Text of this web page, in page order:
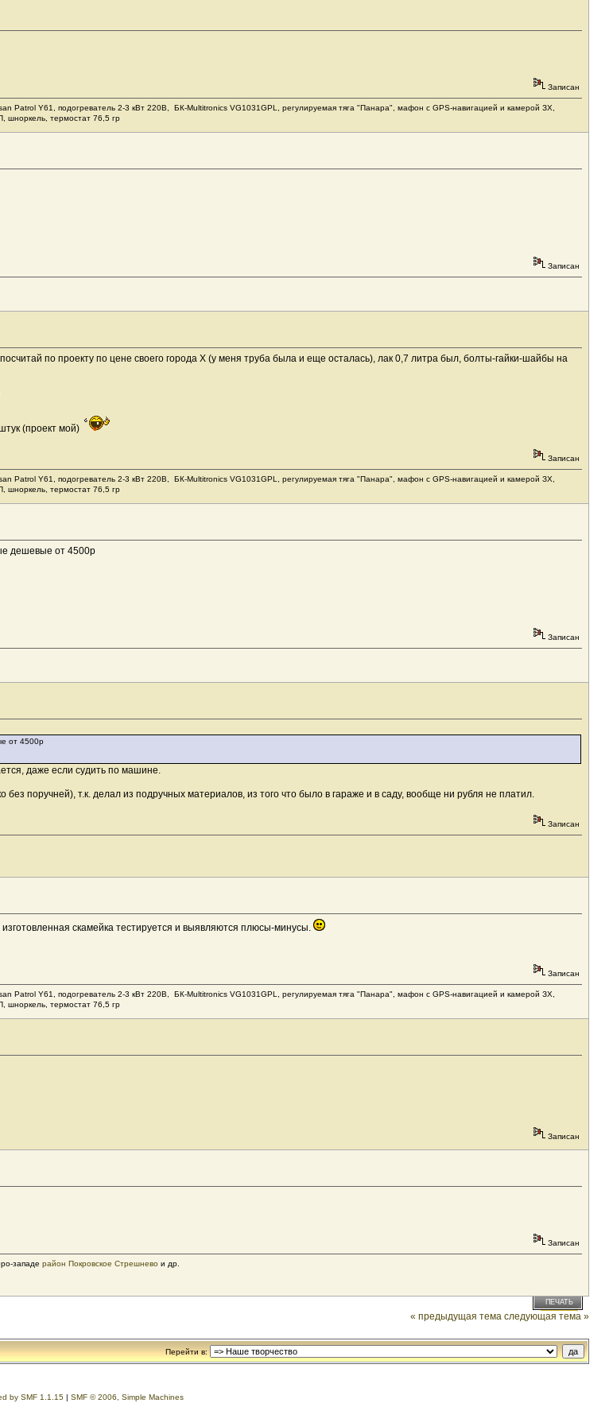
Записан
Patrol Y61, подогреватель 2-3 кВт 220В, БК-Multitronics VG1031GPL, регулируемая тяга "Панара", мафон с GPS-навигацией и камерой ЗХ,
шноркель, термостат 76,5 гр
Записан
по проекту по цене своего города Х (у меня труба была и еще осталась), лак 0,7 литра был, болты-гайки-шайбы на
(проект мой)
Записан
Patrol Y61, подогреватель 2-3 кВт 220В, БК-Multitronics VG1031GPL, регулируемая тяга "Панара", мафон с GPS-навигацией и камерой ЗХ,
шноркель, термостат 76,5 гр
дешевые от 4500р
Записан
от 4500р
даже если судить по машине.
без поручней), т.к. делал из подручных материалов, из того что было в гараже и в саду, вообще ни рубля не платил.
Записан
изготовленная скамейка тестируется и выявляются плюсы-минусы.
Записан
Patrol Y61, подогреватель 2-3 кВт 220В, БК-Multitronics VG1031GPL, регулируемая тяга "Панара", мафон с GPS-навигацией и камерой ЗХ,
шноркель, термостат 76,5 гр
Записан
Записан
западе район Покровское Стрешнево и др.
ПЕЧАТЬ
« предыдущая тема следующая тема »
Перейти в:
by SMF 1.1.15| SMF © 2006, Simple Machines